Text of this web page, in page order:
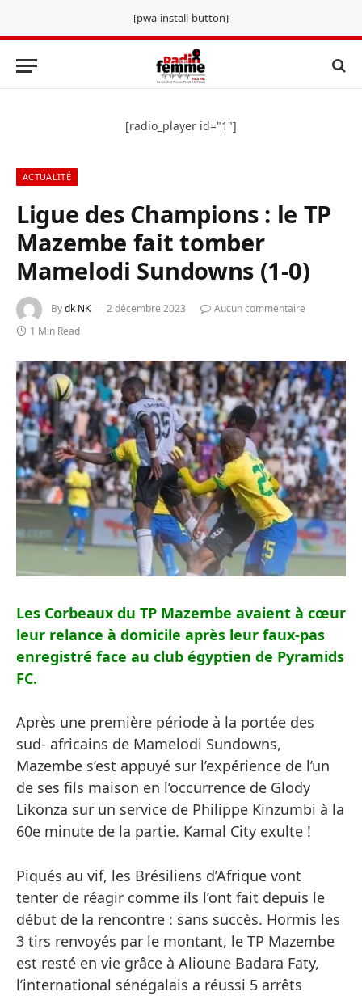
[pwa-install-button]
[radio_player id="1"]
ACTUALITÉ
Ligue des Champions : le TP
Mazembe fait tomber
Mamelodi Sundowns (1-0)
Bydk NK 2 décembre 2023
Aucun commentaire
1 Min Read
Les Corbeaux du TP Mazembe avaient à cœur
leur relance à domicile après leur faux-pas
enregistré face au club égyptien de Pyramids
FC.
Après une première période à la portée des
sud- africains de Mamelodi Sundowns,
Mazembe s’est appuyé sur l’expérience de l’un
de ses fils maison en l’occurrence de Glody
Likonza sur un service de Philippe Kinzumbi à la
60e minute de la partie. Kamal City exulte !
Piqués au vif, les Brésiliens d’Afrique vont
tenter de réagir comme ils l’ont fait depuis le
début de la rencontre : sans succès. Hormis les
3 tirs renvoyés par le montant, le TP Mazembe
est resté en vie grâce à Alioune Badara Faty,
l’international sénégalais a réussi 5 arrêts